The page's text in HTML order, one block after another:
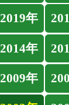
2008年 2007年
2002年 2000年
PageTop
Home